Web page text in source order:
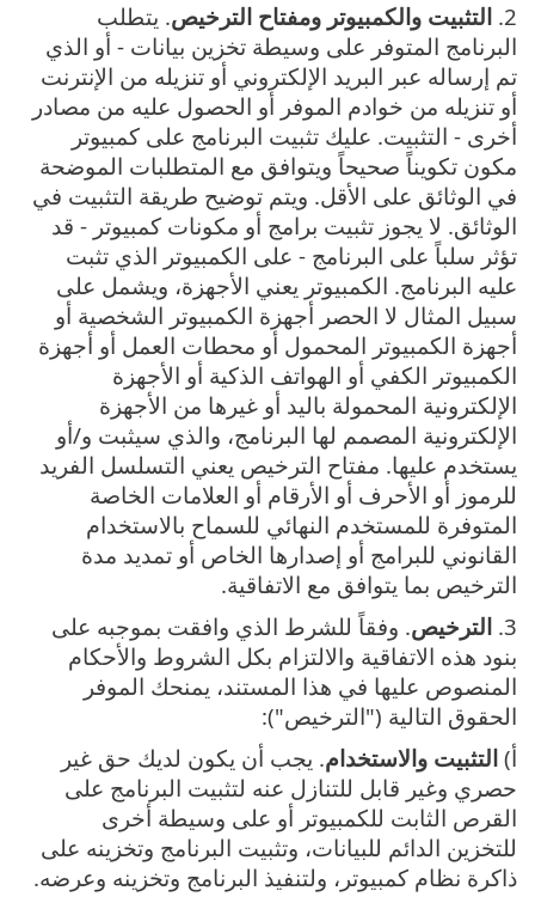
2. التثبيت والكمبيوتر ومفتاح الترخيص. يتطلب
البرنامج المتوفر على وسيطة تخزين بيانات - أو الذي
تم إرساله عبر البريد الإلكتروني أو تنزيله من الإنترنت
أو تنزيله من خوادم الموفر أو الحصول عليه من مصادر
أخرى - التثبيت. عليك تثبيت البرنامج على كمبيوتر
مكون تكويناً صحيحاً ويتوافق مع المتطلبات الموضحة
في الوثائق على الأقل. ويتم توضيح طريقة التثبيت في
الوثائق. لا يجوز تثبيت برامج أو مكونات كمبيوتر - قد
تؤثر سلباً على البرنامج - على الكمبيوتر الذي تثبت
عليه البرنامج. الكمبيوتر يعني الأجهزة، ويشمل على
سبيل المثال لا الحصر أجهزة الكمبيوتر الشخصية أو
أجهزة الكمبيوتر المحمول أو محطات العمل أو أجهزة
الكمبيوتر الكفي أو الهواتف الذكية أو الأجهزة
الإلكترونية المحمولة باليد أو غيرها من الأجهزة
الإلكترونية المصمم لها البرنامج، والذي سيثبت و/أو
يستخدم عليها. مفتاح الترخيص يعني التسلسل الفريد
للرموز أو الأحرف أو الأرقام أو العلامات الخاصة
المتوفرة للمستخدم النهائي للسماح بالاستخدام
القانوني للبرامج أو إصدارها الخاص أو تمديد مدة
الترخيص بما يتوافق مع الاتفاقية.
3. الترخيص. وفقاً للشرط الذي وافقت بموجبه على
بنود هذه الاتفاقية والالتزام بكل الشروط والأحكام
المنصوص عليها في هذا المستند، يمنحك الموفر
الحقوق التالية ("الترخيص"):
أ) التثبيت والاستخدام. يجب أن يكون لديك حق غير
حصري وغير قابل للتنازل عنه لتثبيت البرنامج على
القرص الثابت للكمبيوتر أو على وسيطة أخرى
للتخزين الدائم للبيانات، وتثبيت البرنامج وتخزينه على
ذاكرة نظام كمبيوتر، ولتنفيذ البرنامج وتخزينه وعرضه.